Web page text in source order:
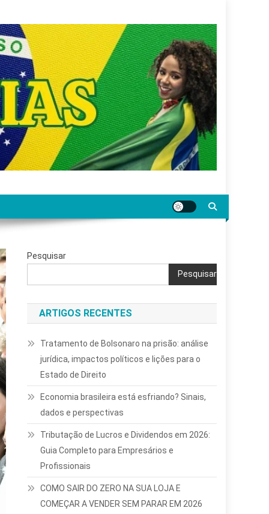
Pesquisar
Pesquisar
ARTIGOS RECENTES
Tratamento de Bolsonaro na prisão: análise
jurídica, impactos políticos e lições para o
Estado de Direito
Economia brasileira está esfriando? Sinais,
dados e perspectivas
Tributação de Lucros e Dividendos em 2026:
Guia Completo para Empresários e
Profissionais
COMO SAIR DO ZERO NA SUA LOJA E
COMEÇAR A VENDER SEM PARAR EM 2026